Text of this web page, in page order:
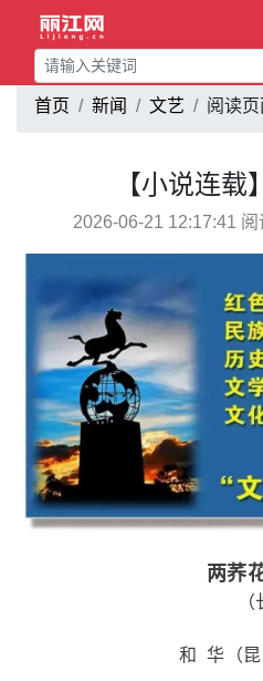
首页 新闻 文艺 阅读页
【小说连载
2026-06-21 12:17:41
两荞
（长篇小
和 华（昆